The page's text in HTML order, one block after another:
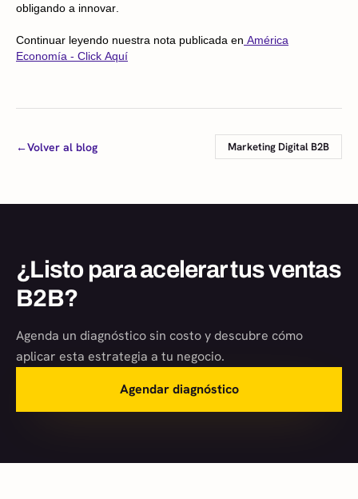
obligando a innovar.
Continuar leyendo nuestra nota publicada en América
Economía - Click Aquí
←Volver al blog Marketing Digital B2B
¿Listo para acelerar tus ventas
B2B?
Agenda un diagnóstico sin costo y descubre cómo
aplicar esta estrategia a tu negocio.
Agendar diagnóstico